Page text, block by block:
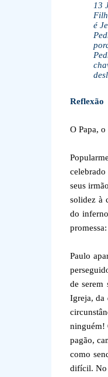
13
é
Reflexão
O Papa,
seus
solidez à
do
Paulo
de serem
Igreja, da
ninguém!
pagão,
como
difícil. No